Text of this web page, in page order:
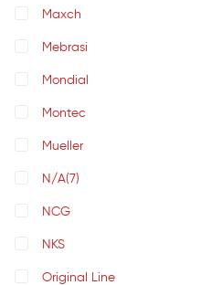
Maxch
Mebrasi
Mondial
Montec
Mueller
N/A(7)
NCG
NKS
Original Line